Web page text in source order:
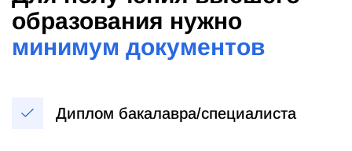
образования нужно
минимум документов
Диплом бакалавра/специалиста